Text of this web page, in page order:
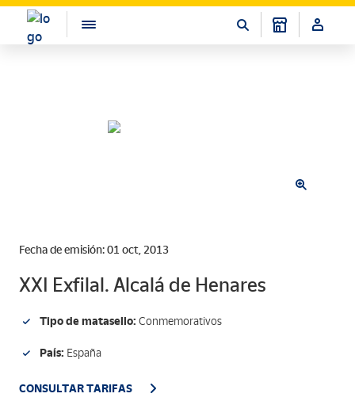
Fecha de emisión: 01 oct, 2013
XXI Exfilal. Alcalá de Henares
Tipo de matasello: Conmemorativos
País: España
CONSULTAR TARIFAS